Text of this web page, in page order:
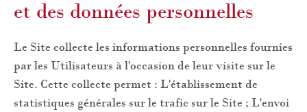
et des données personnelles
Le Site collecte les informations personnelles fournies
par les Utilisateurs à l'occasion de leur visite sur le
Site. Cette collecte permet : L'établissement de
statistiques générales sur le trafic sur le Site ; L'envoi